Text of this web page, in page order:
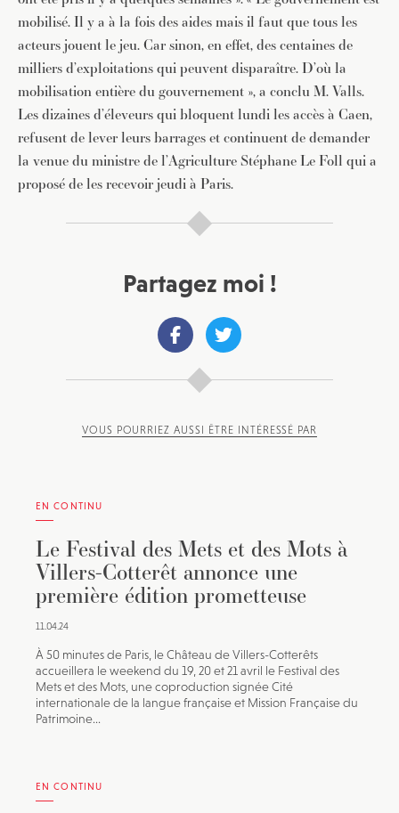
mobilisé. Il y a à la fois des aides mais il faut que tous les
acteurs jouent le jeu. Car sinon, en effet, des centaines de
milliers d’exploitations qui peuvent disparaître. D’où la
mobilisation entière du gouvernement », a conclu M. Valls.
Les dizaines d’éleveurs qui bloquent lundi les accès à Caen,
refusent de lever leurs barrages et continuent de demander
la venue du ministre de l’Agriculture Stéphane Le Foll qui a
proposé de les recevoir jeudi à Paris.
Partagez moi !
VOUS POURRIEZ AUSSI ÊTRE INTÉRESSÉ PAR
EN CONTINU
Le Festival des Mets et des Mots à
Villers-Cotterêt annonce une
première édition prometteuse
11.04.24
À 50 minutes de Paris, le Château de Villers-Cotterêts
accueillera le weekend du 19, 20 et 21 avril le Festival des
Mets et des Mots, une coproduction signée Cité
internationale de la langue française et Mission Française du
Patrimoine...
EN CONTINU